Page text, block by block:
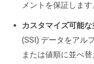
メントを保証します
カスタマイズ可能
(SSI) データをアル
または値順に並べ